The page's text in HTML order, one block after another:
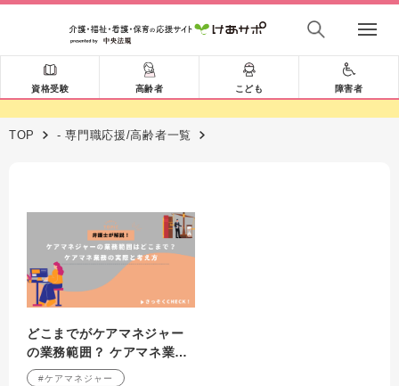
資格受験 高齢者 こども 障害者
TOP - 専門職応援/高齢者一覧
どこまでがケアマネジャー
の業務範囲？ ケアマネ業務
の実際と考え方
#ケアマネジャー